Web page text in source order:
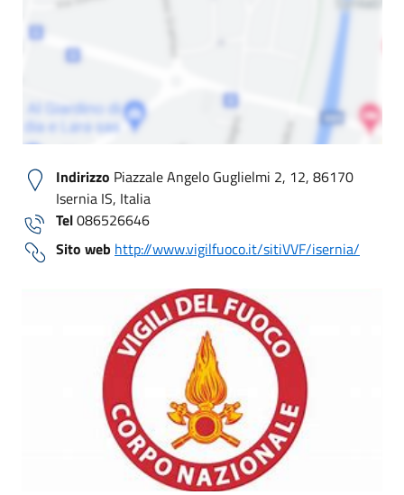
Indirizzo Piazzale Angelo Guglielmi 2, 12, 86170
Isernia IS, Italia
Tel086526646
Sito web http://www.vigilfuoco.it/sitiVVF/isernia/